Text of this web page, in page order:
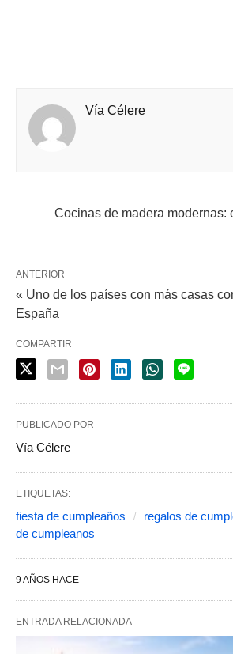
Vía Célere
Cocinas de madera modernas:
ANTERIOR
« Uno de los países con más casas
España
COMPARTIR
PUBLICADO POR
Vía Célere
ETIQUETAS:
fiesta de cumpleaños regalos de
de cumpleanos
9 AÑOS HACE
ENTRADA RELACIONADA